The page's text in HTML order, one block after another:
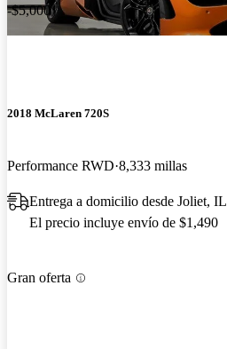
-$5,000
2018 McLaren 720S
Performance RWD 8,333 millas
Entrega a domicilio desde Joliet, IL
El precio incluye envío de $1,490
Gran oferta